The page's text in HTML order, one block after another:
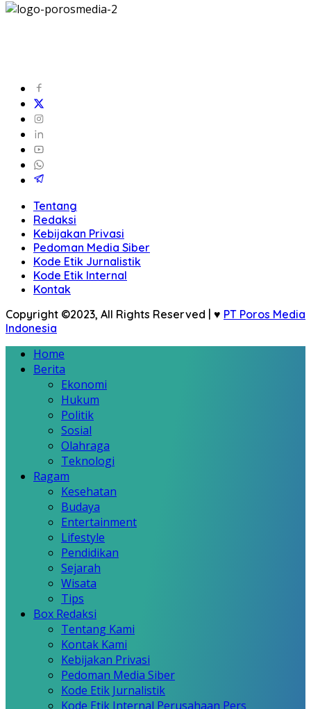
Tentang
Redaksi
Kebijakan Privasi
Pedoman Media Siber
Kode Etik Jurnalistik
Kode Etik Internal
Kontak
Copyright ©2023, All Rights Reserved | ♥ PT Poros Media
Indonesia
Home
Berita
Ekonomi
Hukum
Politik
Sosial
Olahraga
Teknologi
Ragam
Kesehatan
Budaya
Entertainment
Lifestyle
Pendidikan
Sejarah
Wisata
Tips
Box Redaksi
Tentang Kami
Kontak Kami
Kebijakan Privasi
Pedoman Media Siber
Kode Etik Jurnalistik
Kode Etik Internal Perusahaan Pers